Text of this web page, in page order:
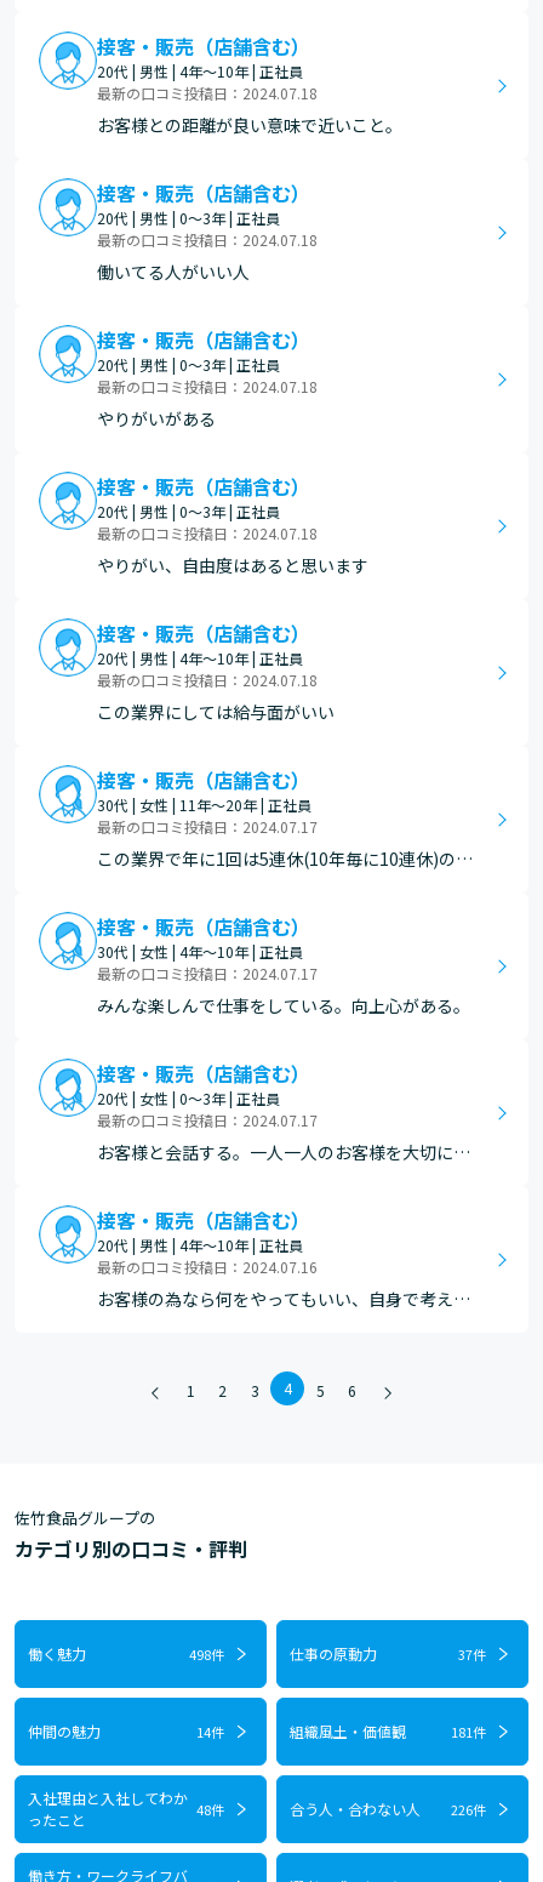
制度:何に一度5連休を取れる。
接客・販売（店舗含む）
20代 | 男性 | 4年～10年 | 正社員
最新の口コミ投稿日：2024.07.18
お客様との距離が良い意味で近いこと。
接客・販売（店舗含む）
20代 | 男性 | 0～3年 | 正社員
最新の口コミ投稿日：2024.07.18
働いてる人がいい人
接客・販売（店舗含む）
20代 | 男性 | 0～3年 | 正社員
最新の口コミ投稿日：2024.07.18
やりがいがある
接客・販売（店舗含む）
20代 | 男性 | 0～3年 | 正社員
最新の口コミ投稿日：2024.07.18
やりがい、自由度はあると思います
接客・販売（店舗含む）
20代 | 男性 | 4年～10年 | 正社員
最新の口コミ投稿日：2024.07.18
この業界にしては給与面がいい
接客・販売（店舗含む）
30代 | 女性 | 11年～20年 | 正社員
最新の口コミ投稿日：2024.07.17
この業界で年に1回は5連休(10年毎に10連休)の休
います。特別休暇などもあり会社側からの福利厚
生は手厚いです。 自分自身の仕事に対する意識次
第で成長すると思います。仕事量は少なくはない
し、様々…
接客・販売（店舗含む）
30代 | 女性 | 4年～10年 | 正社員
最新の口コミ投稿日：2024.07.17
みんな楽しんで仕事をしている。向上心がある。
接客・販売（店舗含む）
20代 | 女性 | 0～3年 | 正社員
最新の口コミ投稿日：2024.07.17
お客様と会話する。一人一人のお客様を大切にし
接客・販売（店舗含む）
20代 | 男性 | 4年～10年 | 正社員
最新の口コミ投稿日：2024.07.16
お客様の為なら何をやってもいい、自身で考えて
1 2 3 4 5 6
佐竹食品グループの
カテゴリ別の口コミ・評判
働く魅力 498件 仕事の原動力 37件
仲間の魅力 14件 組織風土・価値観 181件
入社理由と入社してわか
ったこと
48件 合う人・合わない人 226件
働き方・ワークライフバ